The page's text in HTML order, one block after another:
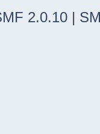
2.0.10|